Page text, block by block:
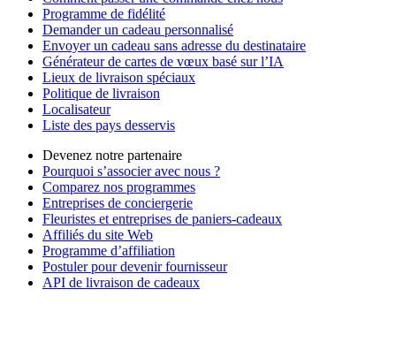
Programme de fidélité
Demander un cadeau personnalisé
Envoyer un cadeau sans adresse du destinataire
Générateur de cartes de vœux basé sur l’IA
Lieux de livraison spéciaux
Politique de livraison
Localisateur
Liste des pays desservis
Devenez notre partenaire
Pourquoi s’associer avec nous ?
Comparez nos programmes
Entreprises de conciergerie
Fleuristes et entreprises de paniers-cadeaux
Affiliés du site Web
Programme d’affiliation
Postuler pour devenir fournisseur
API de livraison de cadeaux